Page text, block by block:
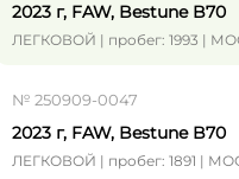
2023 г, FAW, Bestune B70
ЛЕГКОВОЙ | пробег: 1993 |
№ 250909-0047
2023 г, FAW, Bestune B70
ЛЕГКОВОЙ | пробег: 1891 |